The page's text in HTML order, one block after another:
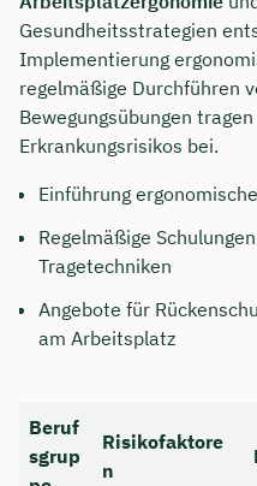
Gesundheitsstrategien
Implementierung
regelmäßige Durchführen
Bewegungsübungen
Erkrankungsrisikos bei.
Einführung
Regelmäßige
Tragetechniken
Angebote für
am Arbeitsplatz
Beruf
sgrup
Risikofaktore
n
Dauer: ca. 30
Kostenfrei &
Meeting buchen